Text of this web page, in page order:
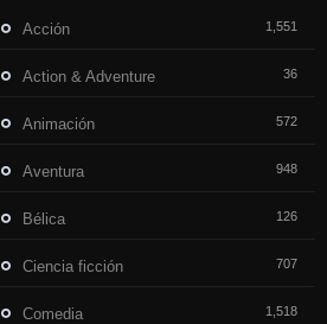
Acción 1,551
Action & Adventure 36
Animación 572
Aventura 948
Bélica 126
Ciencia ficción 707
Comedia 1,518